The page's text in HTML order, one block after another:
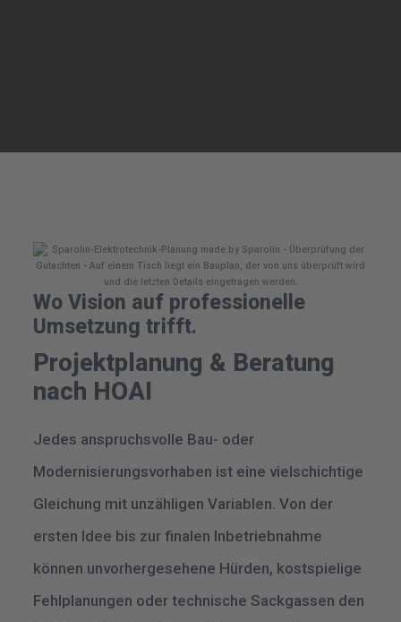
Wo Vision auf professionelle
Umsetzung trifft.
Projektplanung & Beratung
nach HOAI
Jedes anspruchsvolle Bau- oder
Modernisierungsvorhaben ist eine vielschichtige
Gleichung mit unzähligen Variablen. Von der
ersten Idee bis zur finalen Inbetriebnahme
können unvorhergesehene Hürden, kostspielige
Fehlplanungen oder technische Sackgassen den